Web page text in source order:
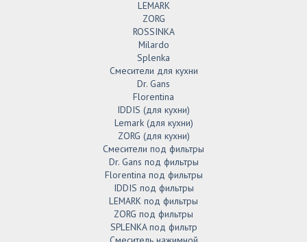
LEMARK
ZORG
ROSSINKA
Milardo
Splenka
Смесители для кухни
Dr. Gans
Florentina
IDDIS (для кухни)
Lemark (для кухни)
ZORG (для кухни)
Смесители под фильтры
Dr. Gans под фильтры
Florentina под фильтры
IDDIS под фильтры
LEMARK под фильтры
ZORG под фильтры
SPLENKA под фильтр